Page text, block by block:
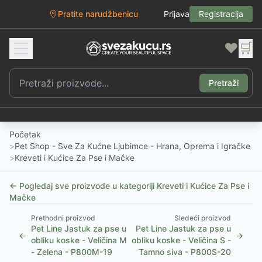
Pratite narudžbenicu Prijava Registracija
❤️ 🛒
Pretraži
Početak
>Pet Shop - Sve Za Kućne Ljubimce - Hrana, Oprema i Igračke
>Kreveti i Kućice Za Pse i Mačke
← Pogledaj sve proizvode u kategoriji Kreveti i Kućice Za Pse i
Mačke
←
Prethodni proizvod
Pet Line Jastuk za pse u
obliku koske - Veličina M
- Zelena - P800M-19
Sledeći proizvod
Pet Line Jastuk za pse u
obliku koske - Veličina S -
Tamno siva - P800S-20
→